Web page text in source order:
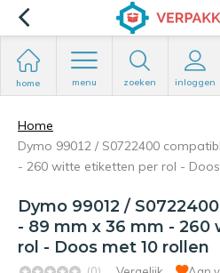
home menu zoeken inloggen
Home
Dymo 99012 / S0722400
- 260 witte etiketten per rol -
Dymo 99012 /
- 89 mm x 36 mm -
rol - Doos met 10 rollen